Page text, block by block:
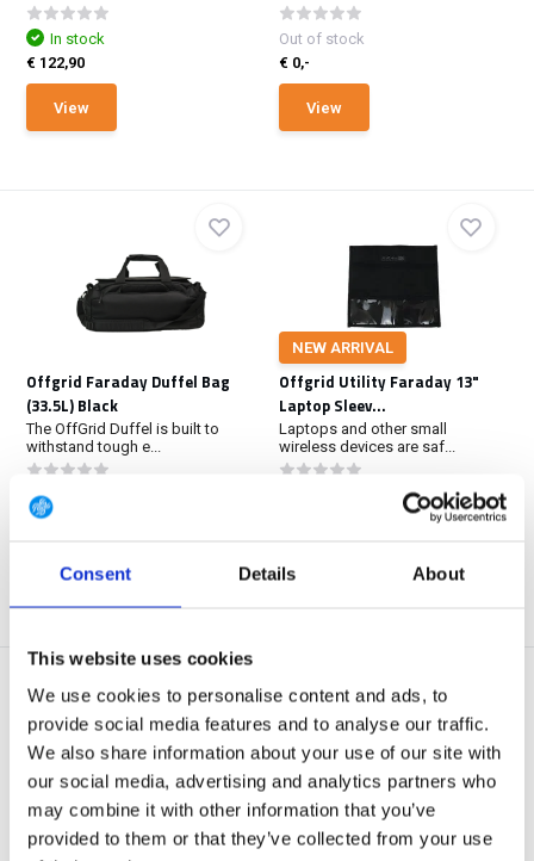
Consent Details About
This website uses cookies
We use cookies to personalise content and ads, to
provide social media features and to analyse our traffic.
We also share information about your use of our site with
our social media, advertising and analytics partners who
may combine it with other information that you’ve
provided to them or that they’ve collected from your use
In stock
€ 122,90
View
Out of stock
€ 0,-
View
Offgrid Faraday Duffel Bag
(33.5L) Black
The OffGrid Duffel is built to
withstand tough e...
In stock
€ 375,-
View
NEW ARRIVAL
Offgrid Utility Faraday 13"
Laptop Sleev...
Laptops and other small
wireless devices are saf...
NEW ARRIVAL
Offgrid Utility Faraday Mobile
ALLEEN OP AANVRAAG
Offgrid Utility Faraday Laptop